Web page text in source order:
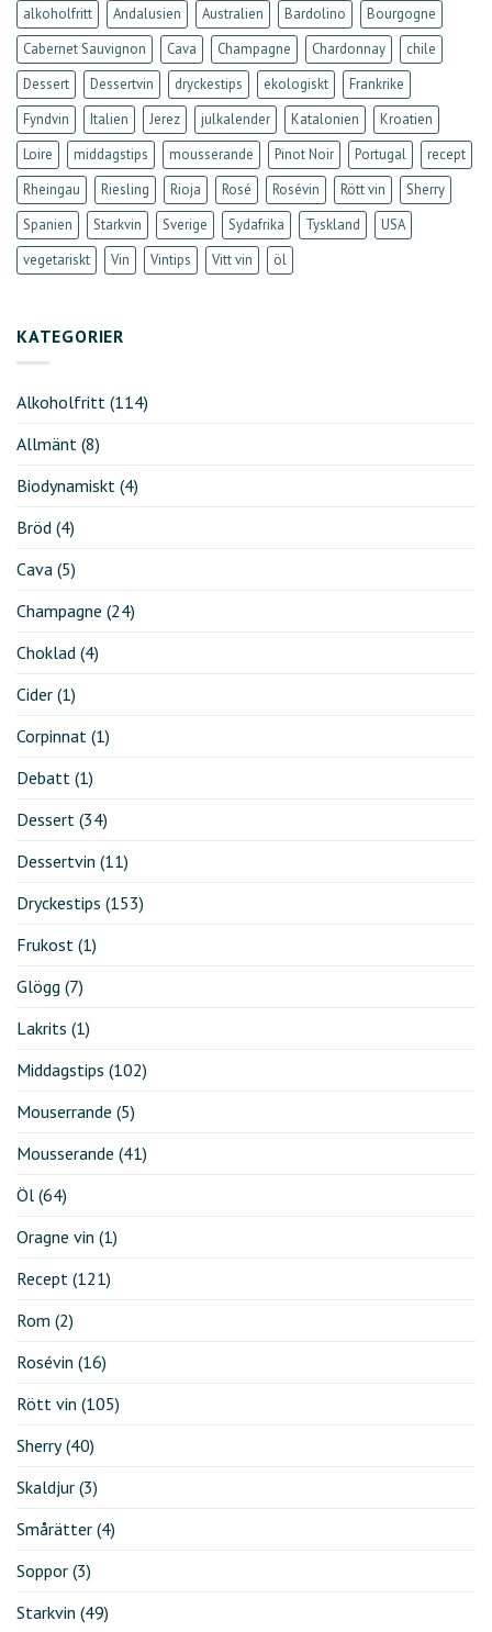
alkoholfritt Andalusien Australien Bardolino
Bourgogne
Cabernet Sauvignon
Cava Champagne Chardonnay
chile
Dessert
Dessertvin dryckestips ekologiskt
Frankrike
Fyndvin
Italien Jerez julkalender Katalonien
Kroatien
Loire
middagstips mousserande Pinot Noir Portugal
recept
Rheingau
Riesling Rioja Rosé Rosévin Rött vin
Sherry
Spanien
Starkvin Sverige Sydafrika Tyskland
USA
vegetariskt
Vin Vintips Vitt vin öl
KATEGORIER
Alkoholfritt (114)
Allmänt (8)
Biodynamiskt (4)
Bröd (4)
Cava (5)
Champagne (24)
Choklad (4)
Cider (1)
Corpinnat (1)
Debatt (1)
Dessert (34)
Dessertvin (11)
Dryckestips (153)
Frukost (1)
Glögg (7)
Lakrits (1)
Middagstips (102)
Mouserrande (5)
Mousserande (41)
Öl (64)
Oragne vin (1)
Recept (121)
Rom (2)
Rosévin (16)
Rött vin (105)
Sherry(40)
Skaldjur (3)
Smårätter (4)
Soppor (3)
Starkvin (49)